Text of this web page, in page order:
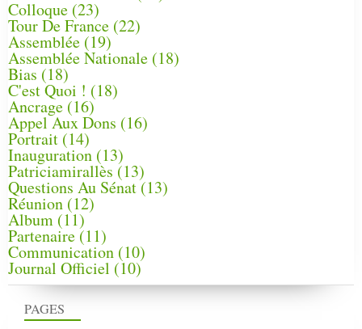
PAGES
Colloque (23)
Tour De France (22)
Assemblée (19)
Assemblée Nationale (18)
Bias (18)
C'est Quoi ! (18)
Ancrage (16)
Appel Aux Dons (16)
Portrait (14)
Inauguration (13)
Patriciamirallès (13)
Questions Au Sénat(13)
Réunion (12)
Album (11)
Partenaire(11)
Communication (10)
Journal Officiel (10)